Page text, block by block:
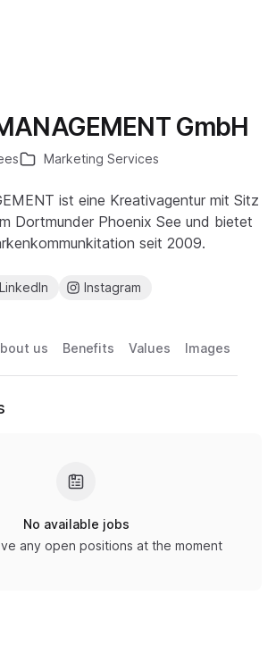
GmbH
Marketing Services
ist eine Kreativagentur mit Sitz
Dortmunder Phoenix See und bietet
seit 2009.
LinkedIn Instagram
us Benefits Values Images
No available jobs
any open positions at the moment